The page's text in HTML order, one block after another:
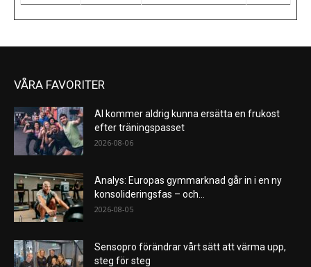
VÅRA FAVORITER
AI kommer aldrig kunna ersätta en frukost
efter träningspasset
2026-08-06
Analys: Europas gymmarknad går in i en ny
konsolideringsfas – och...
2026-08-05
Sensopro förändrar vårt sätt att värma upp,
steg för steg